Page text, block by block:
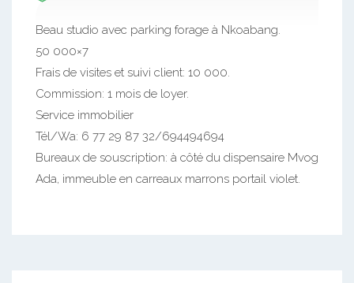
Beau studio avec parking forage à Nkoabang.
50 000×7
Frais de visites et suivi client: 10 000.
Commission: 1 mois de loyer.
Service immobilier
Tél/Wa: 6 77 29 87 32/694494694
Bureaux de souscription: à côté du dispensaire Mvog
Ada, immeuble en carreaux marrons portail violet.